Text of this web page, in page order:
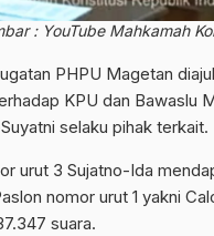
: YouTube Mahkamah
PHPU Magetan
KPU dan Bawaslu
selaku pihak terkait.
urut 3 Sujatno-Ida
nomor urut 1 yakni
suara.